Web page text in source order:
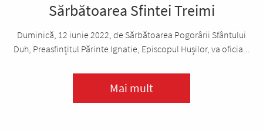
Sărbătoarea Sfintei Treimi
Duminică, 12 iunie 2022, de Sărbătoarea Pogorârii Sfântului
Duh, Preasfințitul Părinte Ignatie, Episcopul Hușilor, va oficia...
Mai mult